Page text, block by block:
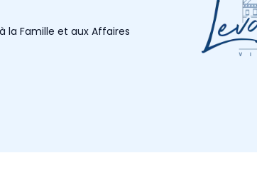
la Famille et aux Affaires